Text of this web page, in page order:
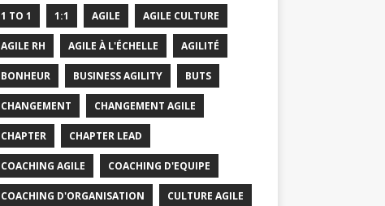
1 TO 1 1:1 AGILE AGILE CULTURE
AGILE RH AGILE À L'ÉCHELLE AGILITÉ
BONHEUR BUSINESS AGILITY BUTS
CHANGEMENT CHANGEMENT AGILE
CHAPTER CHAPTER LEAD
COACHING AGILE COACHING D'EQUIPE
COACHING D'ORGANISATION CULTURE AGILE